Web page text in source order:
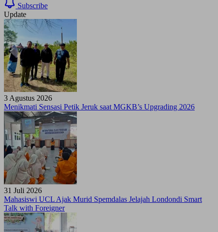
Subscribe
Update
3 Agustus 2026
Menikmati Sensasi Petik Jeruk saat MGKB’s Upgrading 2026
31 Juli 2026
Mahasiswi UCL Ajak Murid Spemdalas Jelajah Londondi Smart
Talk with Foreigner